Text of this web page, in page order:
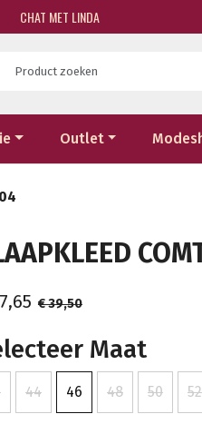
CHAT MET LINDA
Outlet
€ 39,50
Maat
44 46 48 50 52